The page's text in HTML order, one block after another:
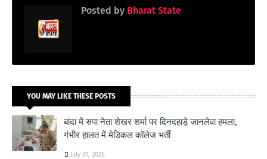
Posted by Bharat State
YOU MAY LIKE THESE POSTS
बांदा में सपा नेता शेखर शर्मा पर दिनदहाड़े जानलेवा हमला,
गंभीर हालत में मेडिकल कॉलेज भर्ती
July 31, 2026